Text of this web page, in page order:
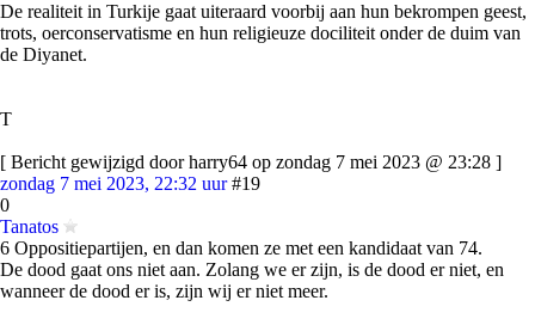
De realiteit in Turkije gaat uiteraard voorbij aan hun bekrompen geest,
trots, oerconservatisme en hun religieuze dociliteit onder de duim van
de Diyanet.
T
[ Bericht gewijzigd door harry64 op zondag 7 mei 2023 @ 23:28 ]
zondag 7 mei 2023, 22:32 uur #19
0
Tanatos
6 Oppositiepartijen, en dan komen ze met een kandidaat van 74.
De dood gaat ons niet aan. Zolang we er zijn, is de dood er niet, en
wanneer de dood er is, zijn wij er niet meer.